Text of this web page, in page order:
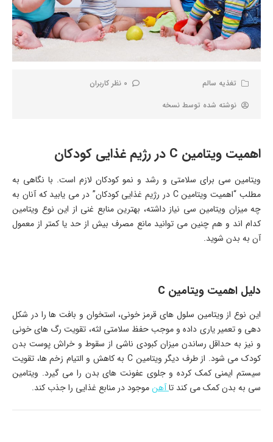
تغذیه سالم
0 نظر کاربران
نوشته شده توسط نسخه
اهمیت ویتامین C در رژیم غذایی کودکان
ویتامین سی برای سلامتی و رشد و نمو کودکان لازم است. با نگاهی به
مطلب “اهمیت ویتامین C در رژیم غذایی کودکان” در می یابید که آنان به
چه میزان ویتامین سی نیاز داشته، بهترین منابع غنی از این نوع ویتامین
کدام اند و هم چنین می توانید مانع مصرف بیش از حد یا کمتر از معمول
آن به بدن شوید.
دلیل اهمیت ویتامین C
این نوع از ویتامین سلول های قرمز خونی، استخوان و بافت ها را در شکل
دهی و تعمیر یاری داده و موجب حفظ سلامتی لثه، تقویت رگ های خونی
و نیز به حداقل رساندن میزان کبودی ناشی از سقوط و خراش پوست بدن
کودک می شود. از طرف دیگر ویتامین C به کاهش و التیام زخم ها، تقویت
سیستم ایمنی کمک کرده و جلوی عفونت های بدن را می گیرد. ویتامین
سی به بدن کمک می کند تاآهنموجود در منابع غذایی را جذب کند.